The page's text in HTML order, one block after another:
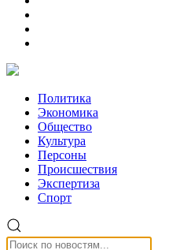
Политика
Экономика
Общество
Культура
Персоны
Происшествия
Экспертиза
Спорт